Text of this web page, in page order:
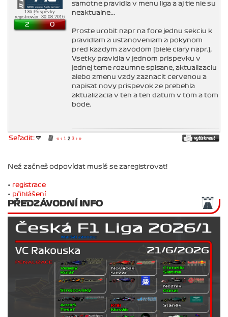
136 Příspěvky
registrován: 30.08.2016
2 0
samotne pravidla v menu liga a aj tie nie su
neaktualne...
Proste urobit napr na fore jednu sekciu k
pravidlam a ustanoveniam a pokynom
pred kazdym zavodom (biele ciary napr.),
Vsetky pravidla v jednom prispevku v
jednej teme rozumne spisane, aktualizaciu
alebo zmenu vzdy zaznacit cervenou a
napisat novy prispevok ze prebehla
aktualizacia v ten a ten datum v tom a tom
bode.
Seřadit: « ‹ 1 2 3 › »
Než začneš odpovídat musíš se zaregistrovat!
• registrace
• přihlášení
PŘEDZÁVODNÍ INFO